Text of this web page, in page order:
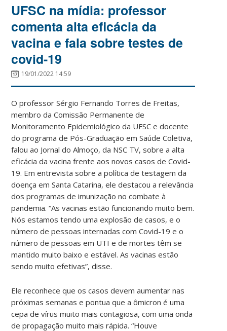
UFSC na mídia: professor
comenta alta eficácia da
vacina e fala sobre testes de
covid-19
19/01/2022 14:59
O professor Sérgio Fernando Torres de Freitas,
membro da Comissão Permanente de
Monitoramento Epidemiológico da UFSC e docente
do programa de Pós-Graduação em Saúde Coletiva,
falou ao Jornal do Almoço, da NSC TV, sobre a alta
eficácia da vacina frente aos novos casos de Covid-
19. Em entrevista sobre a política de testagem da
doença em Santa Catarina, ele destacou a relevância
dos programas de imunização no combate à
pandemia. “As vacinas estão funcionando muito bem.
Nós estamos tendo uma explosão de casos, e o
número de pessoas internadas com Covid-19 e o
número de pessoas em UTI e de mortes têm se
mantido muito baixo e estável. As vacinas estão
sendo muito efetivas”, disse.
Ele reconhece que os casos devem aumentar nas
próximas semanas e pontua que a ômicron é uma
cepa de vírus muito mais contagiosa, com uma onda
de propagação muito mais rápida. “Houve